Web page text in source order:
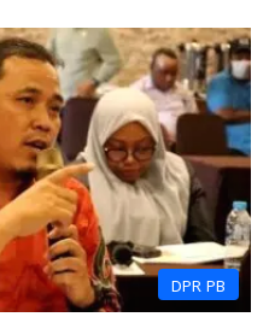
DPR PB